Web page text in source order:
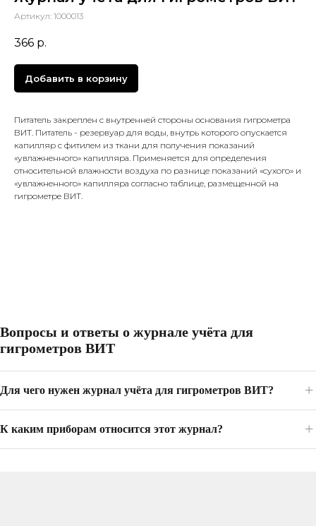
Артикул: 1000013
366 р.
Добавить в корзину
Питатель закреплен с внутренней стороны основания гигрометра
ВИТ. Питатель - резервуар для воды, внутрь которого опускается
капилляр с фитилем из ткани для получения показаний
«увлажненного» капилляра. Применяется для определения
относительной влажности воздуха по разнице показаний «сухого» и
«увлажненного» капилляра согласно таблице, размещенной на
гигрометре ВИТ.
Вопросы и ответы о журнале учёта для
гигрометров ВИТ
Для чего нужен журнал учёта для гигрометров ВИТ?
К каким приборам относится этот журнал?